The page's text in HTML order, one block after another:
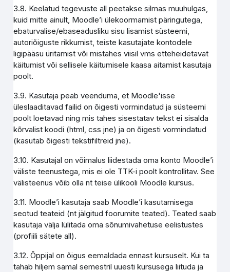
3.8. Keelatud tegevuste all peetakse silmas muuhulgas,
kuid mitte ainult, Moodle’i ülekoormamist päringutega,
ebaturvalise/ebaseadusliku sisu lisamist süsteemi,
autoriõiguste rikkumist, teiste kasutajate kontodele
ligipääsu üritamist või mistahes viisil vms etteheidetavat
käitumist või sellisele käitumisele kaasa aitamist kasutaja
poolt.
3.9. Kasutaja peab veenduma, et Moodle'isse
üleslaaditavad failid on õigesti vormindatud ja süsteemi
poolt loetavad ning mis tahes sisestatav tekst ei sisalda
kõrvalist koodi (html, css jne) ja on õigesti vormindatud
(kasutab õigesti tekstifiltreid jne).
3.10. Kasutajal on võimalus liidestada oma konto Moodle’i
väliste teenustega, mis ei ole TTK-i poolt kontrollitav. See
välisteenus võib olla nt teise ülikooli Moodle kursus.
3.11. Moodle’i kasutaja saab Moodle’i kasutamisega
seotud teateid (nt jälgitud foorumite teated). Teated saab
kasutaja välja lülitada oma sõnumivahetuse eelistustes
(profiili sätete all).
3.12. Õppijal on õigus eemaldada ennast kursuselt. Kui ta
tahab hiljem samal semestril uuesti kursusega liituda ja